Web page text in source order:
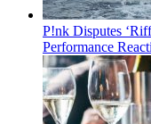
P!nk Disputes
Performance